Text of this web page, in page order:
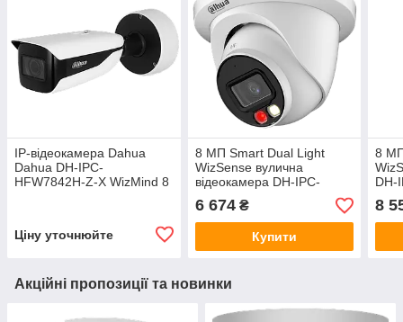
IP-відеокамера Dahua
Dahua DH-IPC-
HFW7842H-Z-X WizMind 8
Ціну уточнюйте
8 МП Smart Dual Light
WizSense вулична
відеокамера DH-IPC-
HDW2849TM-S-IL (2.8мм)
6 674₴
Купити
8
DH-
8
Акційні пропозиції та новинки